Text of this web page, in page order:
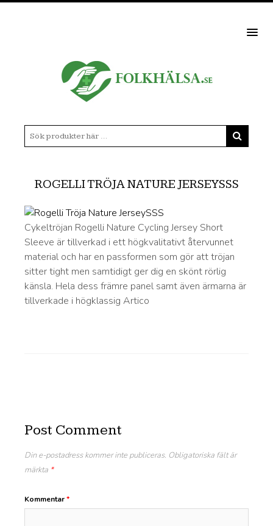
ROGELLI TRÖJA NATURE JERSEYSSS
Cykeltröjan Rogelli Nature Cycling Jersey Short
Sleeve är tillverkad i ett högkvalitativt återvunnet
material och har en passformen som gör att tröjan
sitter tight men samtidigt ger dig en skönt rörlig
känsla. Hela dess främre panel samt även ärmarna är
tillverkade i högklassig Artico
Post Comment
Din e-postadress kommer inte publiceras. Obligatoriska fält är
märkta *
Kommentar*